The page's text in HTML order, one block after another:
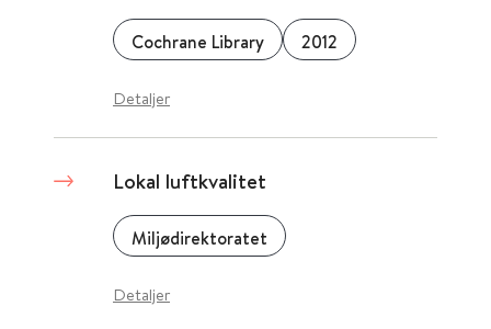
Cochrane Library 2012
Detaljer
Lokal luftkvalitet
Miljødirektoratet
Detaljer